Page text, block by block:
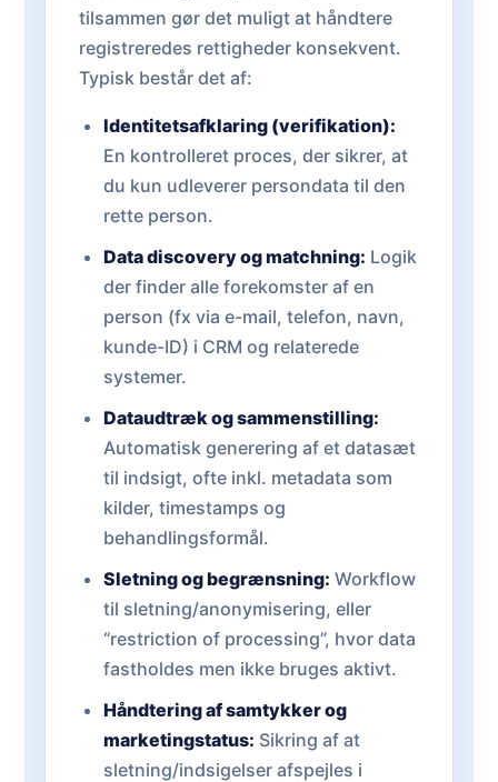
tilsammen gør det muligt at håndtere
registreredes rettigheder konsekvent.
Typisk består det af:
Identitetsafklaring (verifikation):
En kontrolleret proces, der sikrer, at
du kun udleverer persondata til den
rette person.
Data discovery og matchning: Logik
der finder alle forekomster af en
person (fx via e-mail, telefon, navn,
kunde-ID) i CRM og relaterede
systemer.
Dataudtræk og sammenstilling:
Automatisk generering af et datasæt
til indsigt, ofte inkl. metadata som
kilder, timestamps og
behandlingsformål.
Sletning og begrænsning: Workflow
til sletning/anonymisering, eller
“restriction of processing”, hvor data
fastholdes men ikke bruges aktivt.
Håndtering af samtykker og
marketingstatus: Sikring af at
sletning/indsigelser afspejles i